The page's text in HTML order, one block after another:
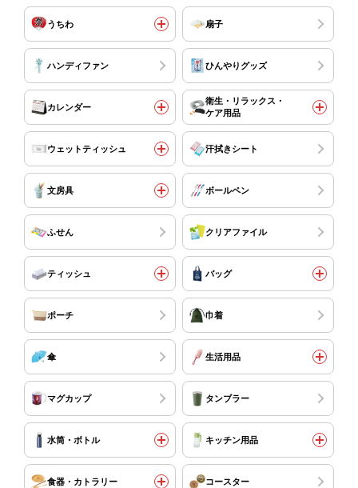
うちわ 扇子
ハンディファン ひんやりグッズ
カレンダー
衛生・リラックス・
ケア用品
ウェットティッシュ 汗拭きシート
文房具 ボールペン
ふせん クリアファイル
ティッシュ バッグ
ポーチ 巾着
傘 生活用品
マグカップ タンブラー
水筒・ボトル キッチン用品
食器・カトラリー コースター